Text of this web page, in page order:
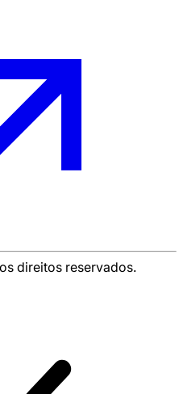
direitos reservados.